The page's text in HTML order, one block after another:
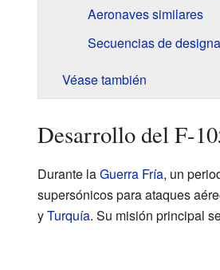
Aeronaves similares
Secuencias de
Véase también
Desarrollo del F-
Durante laGuerra Fría, un
supersónicos para ataques
yTurquía. Su misión principal